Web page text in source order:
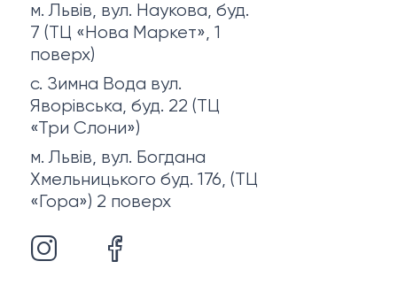
м. Львів, вул. Наукова, буд.
7 (ТЦ «Нова Маркет», 1
поверх)
с. Зимна Вода вул.
Яворівська, буд. 22 (ТЦ
«Три Слони»)
м. Львів, вул. Богдана
Хмельницького буд. 176, (ТЦ
«Гора») 2 поверх